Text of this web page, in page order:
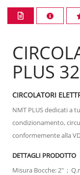
PLUS
CIRCOLATORI
NMT PLUS dedicati a
condizionamento,
conformemente alla
DETTAGLI PRODOTTO
Misura Bocche: 2" ;